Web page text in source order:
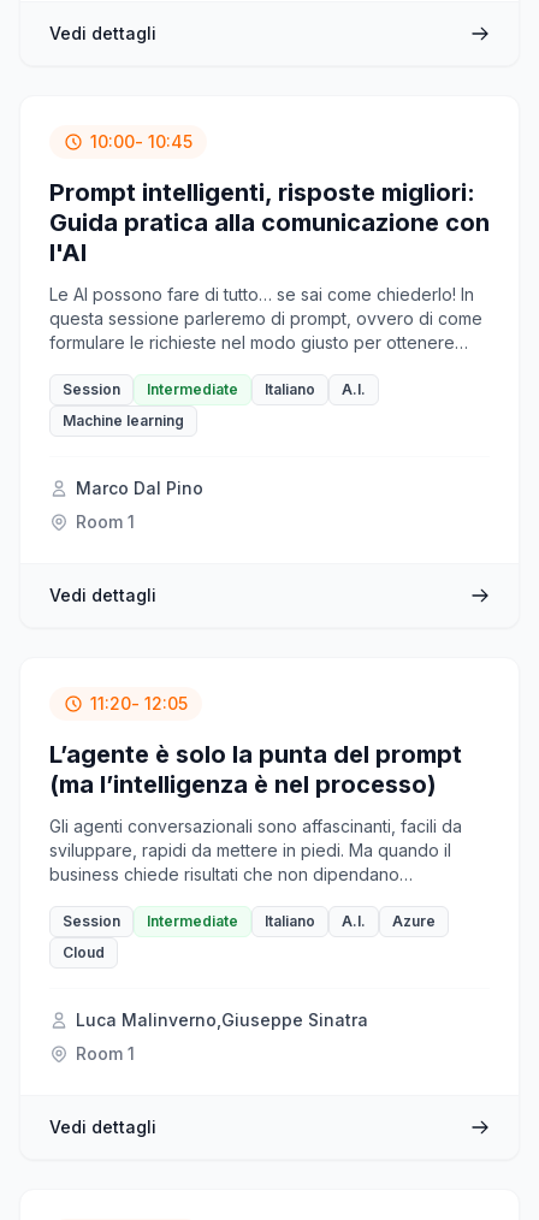
Vedi dettagli
10:00- 10:45
Prompt intelligenti, risposte migliori:
Guida pratica alla comunicazione con
l'AI
Le AI possono fare di tutto… se sai come chiederlo! In
questa sessione parleremo di prompt, ovvero di come
formulare le richieste nel modo giusto per ottenere
concreti, scoprirai come migliorare le tue interazioni
con l’AI e renderla un vero alleato nel lavoro e nel
tempo libero.
Session Intermediate Italiano
A.I.
Machine learning
Marco Dal Pino
Room 1
Vedi dettagli
11:20- 12:05
L’agente è solo la punta del prompt
(ma l’intelligenza è nel processo)
Gli agenti conversazionali sono affascinanti, facili da
sviluppare, rapidi da mettere in piedi. Ma quando il
business chiede risultati che non dipendano
non è "far parlare l’AI" — è farla lavorare dentro
processi robusti, prevedibili, ripetibili. In questa
sessione raccontiamo come siamo passati dalla
intelligenti che orchestrano dati, chiamate e prompt
senza dover contare sulla genialità estemporanea di
chi fa clic o scrive una domanda. Il cuore del metodo?
parametrico. Tutto qui. Ma farlo bene è un altro
Session Intermediate Italiano A.I.
Azure
Cloud
Luca Malinverno Giuseppe Sinatra
Room 1
Vedi dettagli